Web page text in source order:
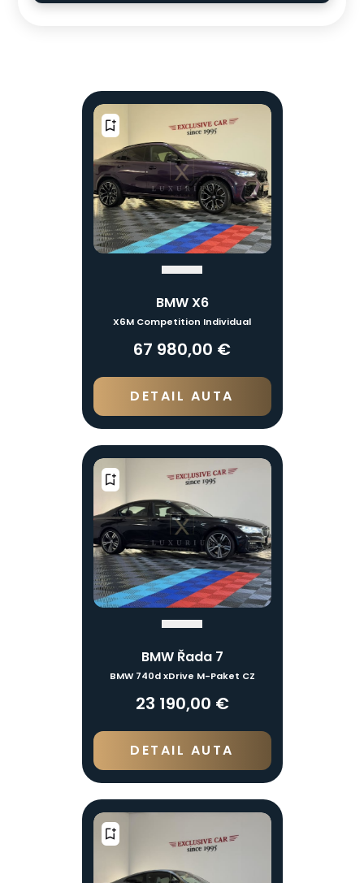
BMW X6
X6M Competition Individual
67 980,00 €
DETAIL AUTA
BMW Řada 7
BMW 740d xDrive M-Paket CZ
23 190,00 €
DETAIL AUTA